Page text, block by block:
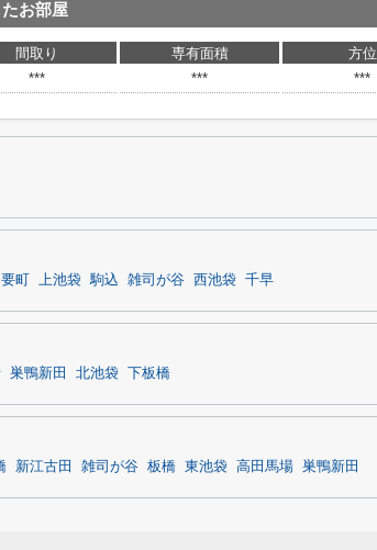
お部屋
間取り 専有面積 方位
*** *** ***
要町 上池袋 駒込 雑司が谷 西池袋 千早
巣鴨新田 北池袋 下板橋
新江古田 雑司が谷 板橋 東池袋 高田馬場 巣鴨新田